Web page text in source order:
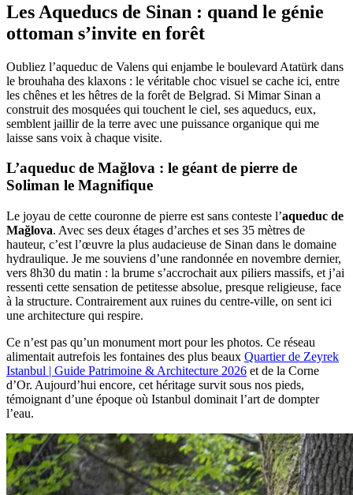
Les Aqueducs de Sinan : quand le génie
ottoman s’invite en forêt
Oubliez l’aqueduc de Valens qui enjambe le boulevard Atatürk dans
le brouhaha des klaxons : le véritable choc visuel se cache ici, entre
les chênes et les hêtres de la forêt de Belgrad. Si Mimar Sinan a
construit des mosquées qui touchent le ciel, ses aqueducs, eux,
semblent jaillir de la terre avec une puissance organique qui me
laisse sans voix à chaque visite.
L’aqueduc de Mağlova : le géant de pierre de
Soliman le Magnifique
Le joyau de cette couronne de pierre est sans conteste l’aqueduc de
Mağlova. Avec ses deux étages d’arches et ses 35 mètres de
hauteur, c’est l’œuvre la plus audacieuse de Sinan dans le domaine
hydraulique. Je me souviens d’une randonnée en novembre dernier,
vers 8h30 du matin : la brume s’accrochait aux piliers massifs, et j’ai
ressenti cette sensation de petitesse absolue, presque religieuse, face
à la structure. Contrairement aux ruines du centre-ville, on sent ici
une architecture qui respire.
Ce n’est pas qu’un monument mort pour les photos. Ce réseau
alimentait autrefois les fontaines des plus beaux Quartier de Zeyrek
Istanbul | Guide Patrimoine & Architecture 2026 et de la Corne
d’Or. Aujourd’hui encore, cet héritage survit sous nos pieds,
témoignant d’une époque où Istanbul dominait l’art de dompter
l’eau.